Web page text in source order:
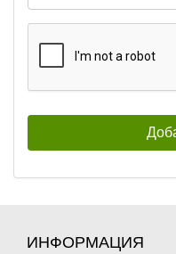
ИНФОРМАЦИЯ